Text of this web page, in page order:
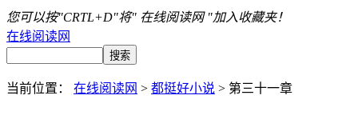
您可以按"CRTL+D"将" 在线阅读网 "加入收藏夹！
在线阅读网
当前位置： 在线阅读网 > 都挺好小说 > 第三十一章